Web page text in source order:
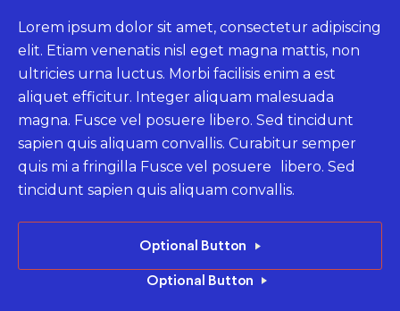
Lorem ipsum dolor sit amet, consectetur adipiscing
elit. Etiam venenatis nisl eget magna mattis, non
ultricies urna luctus. Morbi facilisis enim a est
aliquet efficitur. Integer aliquam malesuada
magna. Fusce vel posuere libero. Sed tincidunt
sapien quis aliquam convallis. Curabitur semper
quis mi a fringilla Fusce vel posuere libero. Sed
tincidunt sapien quis aliquam convallis.
Optional Button
Optional Button
Lorem ipsum dolor sit amet, consectetur adipiscing
elit. Etiam venenatis nisl eget magna mattis, non
ultricies urna luctus. Morbi facilisis enim a est
aliquet efficitur. Integer aliquam malesuada
magna. Fusce vel posuere libero. Sed tincidunt
sapien quis aliquam convallis. Curabitur semper
quis mi a fringilla Fusce vel posuere libero. Sed
tincidunt sapien quis aliquam convallis.
Read More
Optional Button
Lorem ipsum dolor sit amet, consectetur adipiscing
elit. Etiam venenatis nisl eget magna mattis, non
ultricies urna luctus. Morbi facilisis enim a est
aliquet efficitur. Integer aliquam malesuada
magna. Fusce vel posuere libero. Sed tincidunt
sapien quis aliquam convallis. Curabitur semper
quis mi a fringilla Fusce vel posuere libero. Sed
tincidunt sapien quis aliquam convallis.
Optional Button
Optional Button